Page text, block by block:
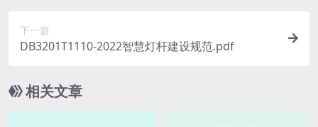
下一篇
DB3201T1110-2022智慧灯杆建设规范.pdf
相关文章